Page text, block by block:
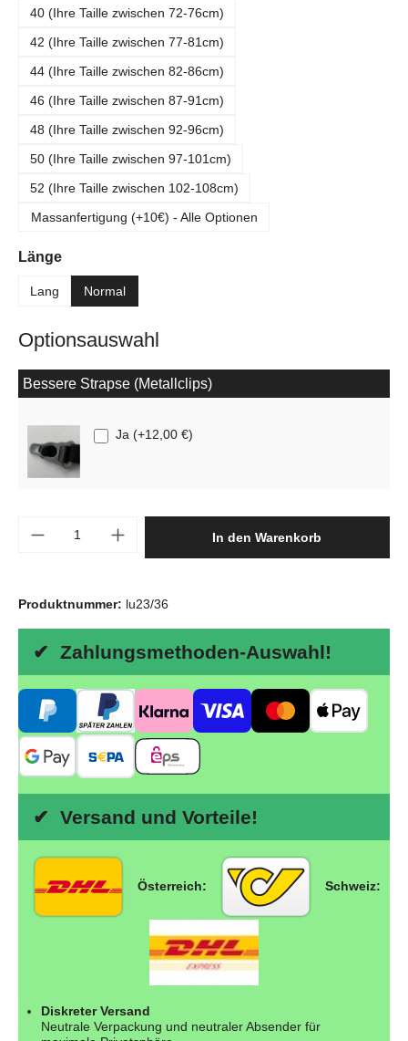
40 (Ihre Taille zwischen 72-76cm)
42 (Ihre Taille zwischen 77-81cm)
44 (Ihre Taille zwischen 82-86cm)
46 (Ihre Taille zwischen 87-91cm)
48 (Ihre Taille zwischen 92-96cm)
50 (Ihre Taille zwischen 97-101cm)
52 (Ihre Taille zwischen 102-108cm)
Massanfertigung (+10€) - Alle Optionen
Längeauswählen
Lang Normal
Optionsauswahl
Bessere Strapse (Metallclips)
Ja (+12,00 €)
Produkt Anzahl: Gib den gewünschten
In den Warenkorb
Produktnummer: lu23/36
✔ Zahlungsmethoden-Auswahl!
✔ Versand und Vorteile!
Österreich: Schweiz:
Diskreter Versand
Neutrale Verpackung und neutraler Absender für